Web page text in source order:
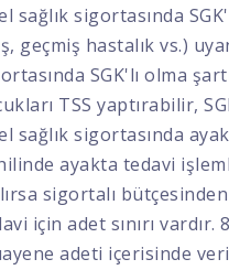
sağlık sigortasında
geçmiş hastalık vs.)
SGK'lı olma
TSS yaptırabilir,
sağlık sigortasında
ayakta tedavi
sigortalı
için adet sınırı
adeti içerisinde